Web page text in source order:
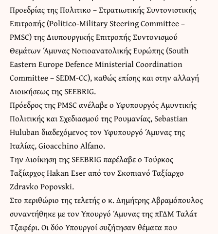
Προεδρίας της Πολιτικο – Στρατιωτικής Συντονιστικής
Επιτροπής (Politico-Military Steering Committee –
PMSC) της Διυπουργικής Επιτροπής Συντονισμού
Θεμάτων Άμυνας Νοτιοανατολικής Ευρώπης (South
Eastern Europe Defence Ministerial Coordination
Committee – SEDM-CC), καθώς επίσης και στην αλλαγή
Διοικήσεως της SEEBRIG.
Πρόεδρος της PMSC ανέλαβε ο Υφυπουργός Αμυντικής
Πολιτικής και Σχεδιασμού της Ρουμανίας, Sebastian
Huluban διαδεχόμενος τον Υφυπουργό Άμυνας της
Ιταλίας, Gioacchino Alfanο.
Την Διοίκηση της SEEBRIG παρέλαβε ο Τούρκος
Ταξίαρχος Hakan Eser από τον Σκοπιανό Ταξίαρχο
Zdravko Popovski.
Στο περιθώριο της τελετής ο κ. Δημήτρης Αβραμόπουλος
συναντήθηκε με τον Υπουργό Άμυνας της πΓΔΜ Ταλάτ
Τζαφέρι. Οι δύο Υπουργοί συζήτησαν θέματα που